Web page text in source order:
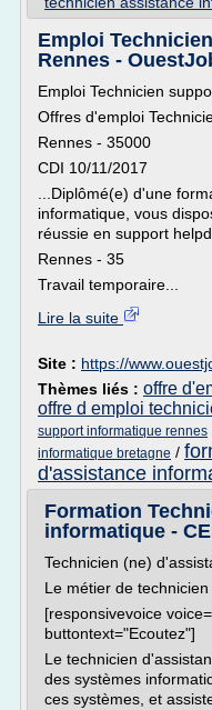
Emploi
Rennes -
Emploi Technicien
Offres d'emploi
Rennes - 35000
CDI 10/11/2017
...Diplômé(e) d'une
informatique, vous
réussie en support
Rennes - 35
Travail temporaire...
Lire la suite
Site : https://
Thèmes liés : offre
offre d emploi
support informatique rennes
informatique bretagne /
d'assistance
Formation
informatique -
Technicien (ne)
Le métier de
[responsivevoice
buttontext="Ecoutez"]
Le technicien
des systèmes
ces systèmes, et